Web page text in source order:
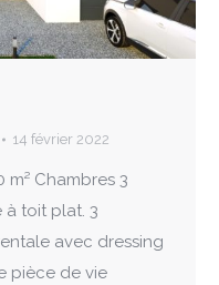
14 février 2022
m² Chambres 3
toit plat. 3
avec dressing
pièce de vie